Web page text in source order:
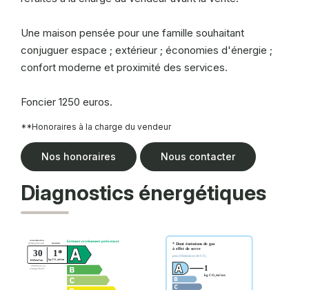
Une maison pensée pour une famille souhaitant
conjuguer espace ; extérieur ; économies d'énergie ;
confort moderne et proximité des services.
Foncier 1250 euros.
**Honoraires à la charge du vendeur
Nos honoraires Nous contacter
Diagnostics énergétiques